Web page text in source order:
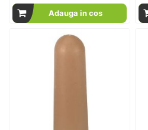
Adauga in cos